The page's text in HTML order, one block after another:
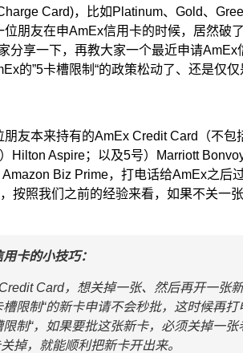
Card)，比如Platinum、Gold、
朋友在申AmEx信用卡的时候，居然破
分享一下，再教大家一个最近申请AmEx
的”5卡槽限制“的政策松动了、还是仅
友本来持有的AmEx Credit Card（不包
Hilton Aspire；以及5号）Marriott
Biz Prime，打电话给AmEx之后
按照我们之前的经验来看，如果不关一
卡的小技巧：
Card，想关掉一张、然后再开一张
限制“的新卡申请不会秒批，这时候再
制“，如果要批这张新卡，必须关掉一
掉，就能顺利把新卡开出来。